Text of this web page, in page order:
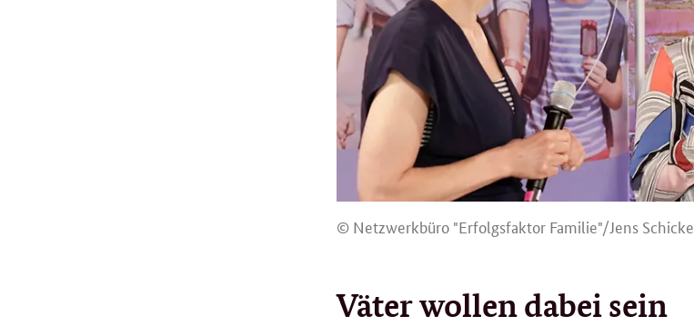
© Netzwerkbüro "Erfolgsfaktor Familie"/Jens Schicke
Väter wollen dabei sein